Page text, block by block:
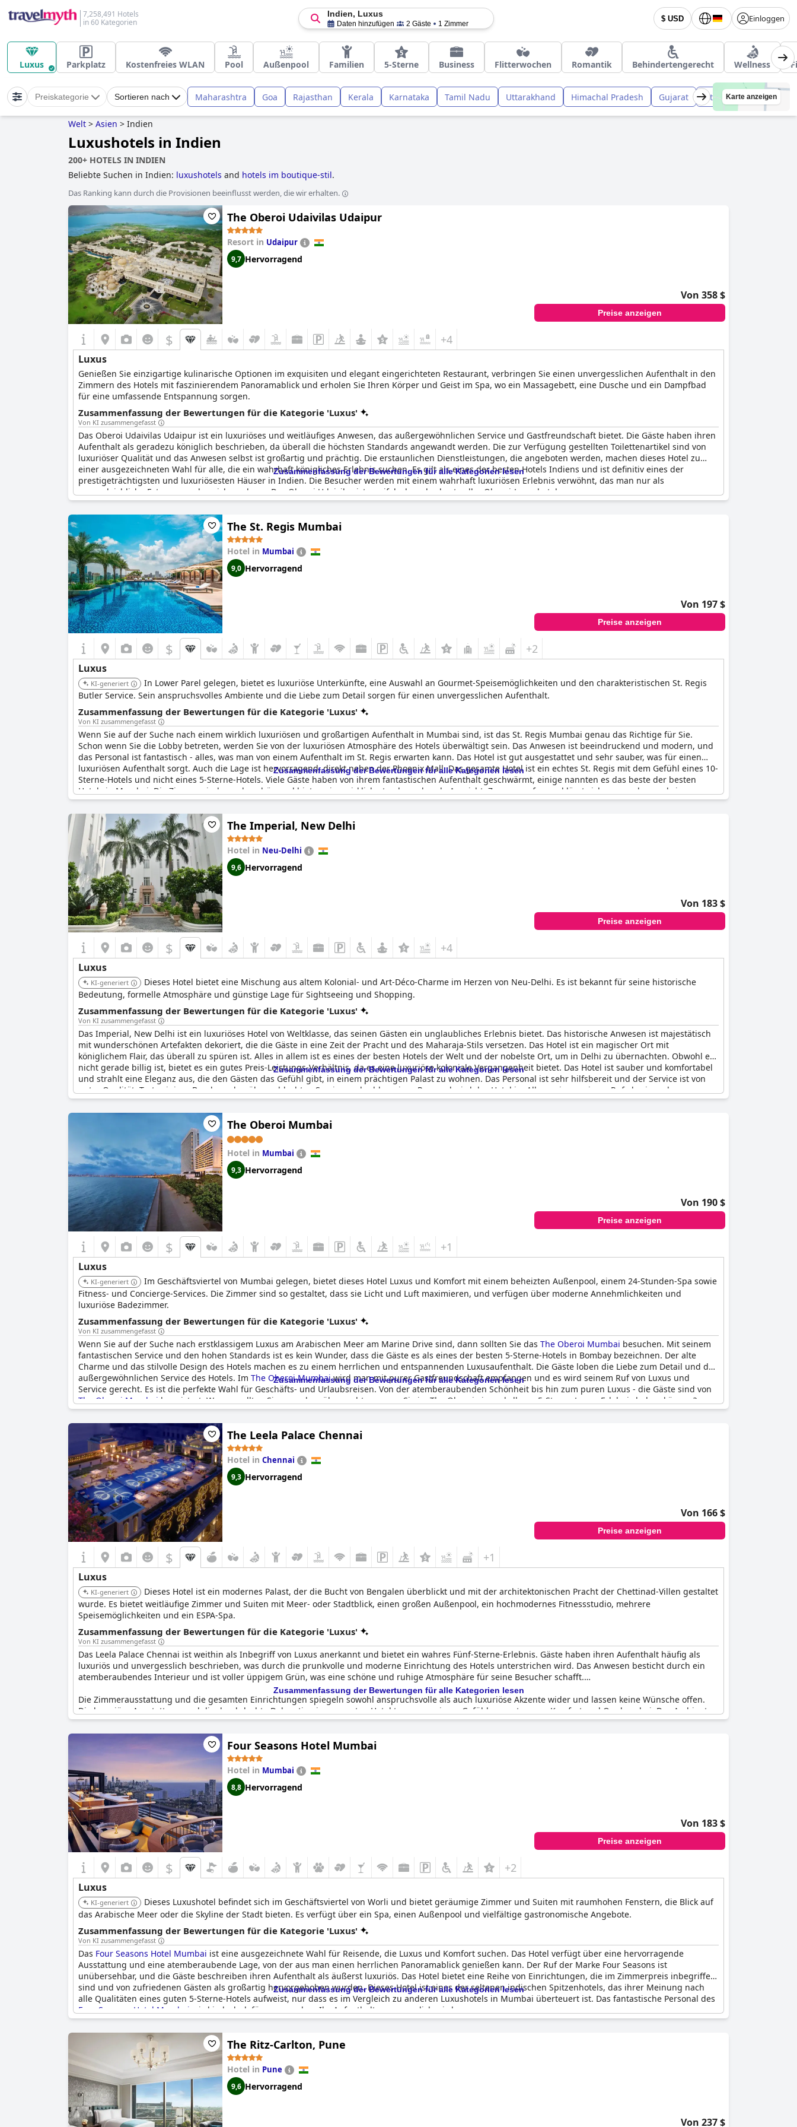
7,258,491 Hotels
in 60 Kategorien
$ USD Einloggen
Indien, Luxus
Daten hinzufügen 2 Gäste 1 Zimmer
Luxus Parkplatz Kostenfreies WLAN Pool Außenpool Familien 5-Sterne Business Flitterwochen Romantik Behindertengerecht Wellness
Preiskategorie Sortieren nach Maharashtra Goa Rajasthan Kerala Karnataka Tamil Nadu Uttarakhand Himachal Pradesh Gujarat Uttar Pradesh Delhi
Karte anzeigen
Welt > Asien > Indien
Luxushotels in Indien
200+ HOTELS IN INDIEN
Beliebte Suchen in Indien: luxushotels and hotels im boutique-stil.
Das Ranking kann durch die Provisionen beeinflusst werden, die wir erhalten.
The Oberoi Udaivilas Udaipur
Resort in Udaipur
9,7 Hervorragend
Von 358 $
Preise anzeigen
$ +4
Luxus
Genießen Sie einzigartige kulinarische Optionen im exquisiten und elegant eingerichteten Restaurant, verbringen Sie einen unvergesslichen Aufenthalt in den
Zimmern des Hotels mit faszinierendem Panoramablick und erholen Sie Ihren Körper und Geist im Spa, wo ein Massagebett, eine Dusche und ein Dampfbad
für eine umfassende Entspannung sorgen.
Zusammenfassung der Bewertungen für die Kategorie 'Luxus'
Von KI zusammengefasst
Das Oberoi Udaivilas Udaipur ist ein luxuriöses und weitläufiges Anwesen, das außergewöhnlichen Service und Gastfreundschaft bietet. Die Gäste haben ihren
Aufenthalt als geradezu königlich beschrieben, da überall die höchsten Standards angewandt werden. Die zur Verfügung gestellten Toilettenartikel sind von
luxuriöser Qualität und das Anwesen selbst ist großartig und prächtig. Die erstaunlichen Dienstleistungen, die angeboten werden, machen dieses Hotel zu
einer ausgezeichneten Wahl für alle, die ein wahrhaft königliches Erlebnis suchen. Es gilt als eines der besten Hotels Indiens und ist definitiv eines der
prestigeträchtigsten und luxuriösesten Häuser in Indien. Die Besucher werden mit einem wahrhaft luxuriösen Erlebnis verwöhnt, das man nur als
unvergleichliche Extravaganz bezeichnen kann. Das Oberoi Udaivilas ist zweifelsohne das beste aller Oberoi-Luxushotels.
Zusammenfassung der Bewertungen für alle Kategorien lesen
The St. Regis Mumbai
Hotel in Mumbai
9,0 Hervorragend
Von 197 $
Preise anzeigen
$ +2
Luxus
KI-generiert
In Lower Parel gelegen, bietet es luxuriöse Unterkünfte, eine Auswahl an Gourmet-Speisemöglichkeiten und den charakteristischen St. Regis
Butler Service. Sein anspruchsvolles Ambiente und die Liebe zum Detail sorgen für einen unvergesslichen Aufenthalt.
Zusammenfassung der Bewertungen für die Kategorie 'Luxus'
Von KI zusammengefasst
Wenn Sie auf der Suche nach einem wirklich luxuriösen und großartigen Aufenthalt in Mumbai sind, ist das St. Regis Mumbai genau das Richtige für Sie.
Schon wenn Sie die Lobby betreten, werden Sie von der luxuriösen Atmosphäre des Hotels überwältigt sein. Das Anwesen ist beeindruckend und modern, und
das Personal ist fantastisch - alles, was man von einem Aufenthalt im St. Regis erwarten kann. Das Hotel ist gut ausgestattet und sehr sauber, was für einen
luxuriösen Aufenthalt sorgt. Auch die Lage ist hervorragend, direkt neben der Phoenix Mall. Das gesamte Hotel ist ein echtes St. Regis mit dem Gefühl eines 10-
Sterne-Hotels und nicht eines 5-Sterne-Hotels. Viele Gäste haben von ihrem fantastischen Aufenthalt geschwärmt, einige nannten es das beste der besten
Hotels in Mumbai. Die Zimmer sind wunderschön und bieten eine wirklich atemberaubende Aussicht. Zusammenfassend lässt sich sagen, dass es keinen
besseren Ort als das St. Regis Mumbai gibt, wenn Sie erstklassigen Luxus in Mumbai erleben möchten.
Zusammenfassung der Bewertungen für alle Kategorien lesen
The Imperial, New Delhi
Hotel in Neu-Delhi
9,6 Hervorragend
Von 183 $
Preise anzeigen
$ +4
Luxus
KI-generiert
Dieses Hotel bietet eine Mischung aus altem Kolonial- und Art-Déco-Charme im Herzen von Neu-Delhi. Es ist bekannt für seine historische
Bedeutung, formelle Atmosphäre und günstige Lage für Sightseeing und Shopping.
Zusammenfassung der Bewertungen für die Kategorie 'Luxus'
Von KI zusammengefasst
Das Imperial, New Delhi ist ein luxuriöses Hotel von Weltklasse, das seinen Gästen ein unglaubliches Erlebnis bietet. Das historische Anwesen ist majestätisch
mit wunderschönen Artefakten dekoriert, die die Gäste in eine Zeit der Pracht und des Maharaja-Stils versetzen. Das Hotel ist ein magischer Ort mit
königlichem Flair, das überall zu spüren ist. Alles in allem ist es eines der besten Hotels der Welt und der nobelste Ort, um in Delhi zu übernachten. Obwohl es
nicht gerade billig ist, bietet es ein gutes Preis-Leistungs-Verhältnis, da es eine luxuriöse koloniale Vergangenheit bietet. Das Hotel ist sauber und komfortabel
und strahlt eine Eleganz aus, die den Gästen das Gefühl gibt, in einem prächtigen Palast zu wohnen. Das Personal ist sehr hilfsbereit und der Service ist von
guter Qualität. Trotz einiger Beschwerden über schlechten Service und schlampiges Personal wird das Hotel im Allgemeinen seinem Ruf als eines der
schönsten und luxuriösesten Hotels in Neu-Delhi gerecht.
Zusammenfassung der Bewertungen für alle Kategorien lesen
The Oberoi Mumbai
Hotel in Mumbai
9,3 Hervorragend
Von 190 $
Preise anzeigen
$ +1
Luxus
KI-generiert
Im Geschäftsviertel von Mumbai gelegen, bietet dieses Hotel Luxus und Komfort mit einem beheizten Außenpool, einem 24-Stunden-Spa sowie
Fitness- und Concierge-Services. Die Zimmer sind so gestaltet, dass sie Licht und Luft maximieren, und verfügen über moderne Annehmlichkeiten und
luxuriöse Badezimmer.
Zusammenfassung der Bewertungen für die Kategorie 'Luxus'
Von KI zusammengefasst
Wenn Sie auf der Suche nach erstklassigem Luxus am Arabischen Meer am Marine Drive sind, dann sollten Sie das The Oberoi Mumbai besuchen. Mit seinem
fantastischen Service und den hohen Standards ist es kein Wunder, dass die Gäste es als eines der besten 5-Sterne-Hotels in Bombay bezeichnen. Der alte
Charme und das stilvolle Design des Hotels machen es zu einem herrlichen und entspannenden Luxusaufenthalt. Die Gäste loben die Liebe zum Detail und den
außergewöhnlichen Service des Hotels. Im The Oberoi Mumbaiwird man mit purer Gastfreundschaft empfangen und es wird seinem Ruf von Luxus und
Service gerecht. Es ist die perfekte Wahl für Geschäfts- und Urlaubsreisen. Von der atemberaubenden Schönheit bis hin zum puren Luxus - die Gäste sind von
The Oberoi Mumbai begeistert. Warum sollten Sie woanders übernachten, wenn Sie im The Oberoi ein makelloses 5-Sterne-Luxus-Erlebnis haben können?
Zusammenfassung der Bewertungen für alle Kategorien lesen
The Leela Palace Chennai
Hotel in Chennai
9,3 Hervorragend
Von 166 $
Preise anzeigen
$ +1
Luxus
KI-generiert
Dieses Hotel ist ein modernes Palast, der die Bucht von Bengalen überblickt und mit der architektonischen Pracht der Chettinad-Villen gestaltet
wurde. Es bietet weitläufige Zimmer und Suiten mit Meer- oder Stadtblick, einen großen Außenpool, ein hochmodernes Fitnessstudio, mehrere
Speisemöglichkeiten und ein ESPA-Spa.
Zusammenfassung der Bewertungen für die Kategorie 'Luxus'
Von KI zusammengefasst
Das Leela Palace Chennai ist weithin als Inbegriff von Luxus anerkannt und bietet ein wahres Fünf-Sterne-Erlebnis. Gäste haben ihren Aufenthalt häufig als
luxuriös und unvergesslich beschrieben, was durch die prunkvolle und moderne Einrichtung des Hotels unterstrichen wird. Das Anwesen besticht durch ein
atemberaubendes Interieur und ist voller üppigem Grün, was eine schöne und ruhige Atmosphäre für seine Besucher schafft.
Die Zimmerausstattung und die gesamten Einrichtungen spiegeln sowohl anspruchsvolle als auch luxuriöse Akzente wider und lassen keine Wünsche offen.
Die luxuriöse Ausstattung und die durchdachte Dekoration im gesamten Hotel tragen zu einem Gefühl von extremem Komfort und Opulenz bei. Das Ambiente
verbindet den Charme der alten Welt mit einem modernen, schicken und gemütlichen Gefühl.
Das Hotel wurde für sein gutes Preis-Leistungs-Verhältnis gelobt, das besonders westliche Gäste anspricht, die erschwinglichen Luxus suchen. Das
Gesamtambiente, kombiniert mit außergewöhnlichem Service, bietet ein wahrhaft palastartiges Erlebnis, das seiner Fünf-Sterne-Bewertung würdig ist. Mit
seiner ruhigen und eleganten Umgebung bleibt das Leela Palace Chennai eine hervorragende Wahl für alle, die einen erstklassigen und anspruchsvollen
Aufenthalt suchen.
Zusammenfassung der Bewertungen für alle Kategorien lesen
Four Seasons Hotel Mumbai
Hotel in Mumbai
8,8 Hervorragend
Von 183 $
Preise anzeigen
$ +2
Luxus
KI-generiert
Dieses Luxushotel befindet sich im Geschäftsviertel von Worli und bietet geräumige Zimmer und Suiten mit raumhohen Fenstern, die Blick auf
das Arabische Meer oder die Skyline der Stadt bieten. Es verfügt über ein Spa, einen Außenpool und vielfältige gastronomische Angebote.
Zusammenfassung der Bewertungen für die Kategorie 'Luxus'
Von KI zusammengefasst
Das Four Seasons Hotel Mumbai ist eine ausgezeichnete Wahl für Reisende, die Luxus und Komfort suchen. Das Hotel verfügt über eine hervorragende
Ausstattung und eine atemberaubende Lage, von der aus man einen herrlichen Panoramablick genießen kann. Der Ruf der Marke Four Seasons ist
unübersehbar, und die Gäste beschreiben ihren Aufenthalt als äußerst luxuriös. Das Hotel bietet eine Reihe von Einrichtungen, die im Zimmerpreis inbegriffen
sind und von zufriedenen Gästen als großartig hervorgehoben wurden. Dieses Hotel ist eines der seltenen indischen Spitzenhotels, das ihrer Meinung nach
alle Qualitäten eines guten 5-Sterne-Hotels aufweist, nur dass es im Vergleich zu anderen Luxushotels in Mumbai überteuert ist. Das fantastische Personal des
Four Seasons Hotel Mumbai wird jedoch dafür sorgen, dass Ihr Aufenthalt unvergesslich wird.
Zusammenfassung der Bewertungen für alle Kategorien lesen
The Ritz-Carlton, Pune
Hotel in Pune
9,6 Hervorragend
Von 237 $